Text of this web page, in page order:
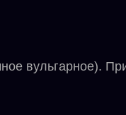
вульгарное).